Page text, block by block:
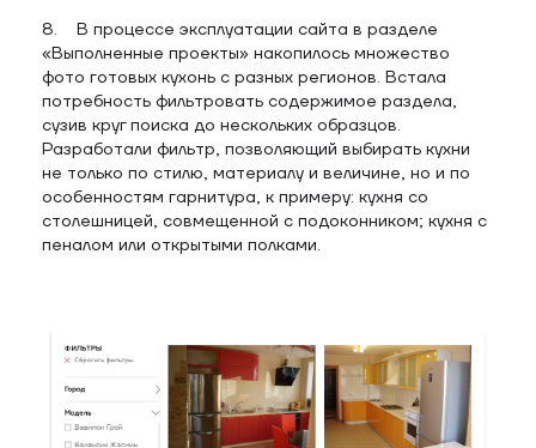
8. В процессе эксплуатации сайта в разделе
«Выполненные проекты» накопилось множество
фото готовых кухонь с разных регионов. Встала
потребность фильтровать содержимое раздела,
сузив круг поиска до нескольких образцов.
Разработали фильтр, позволяющий выбирать кухни
не только по стилю, материалу и величине, но и по
особенностям гарнитура, к примеру: кухня со
столешницей, совмещенной с подоконником; кухня с
пеналом или открытыми полками.